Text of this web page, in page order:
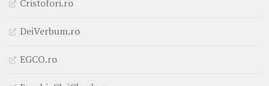
Cristofori.ro
DeiVerbum.ro
EGCO.ro